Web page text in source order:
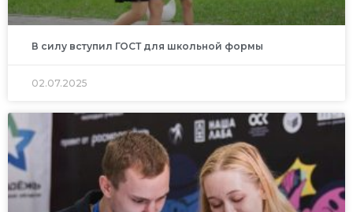
В силу вступил ГОСТ для школьной формы
02.07.2025